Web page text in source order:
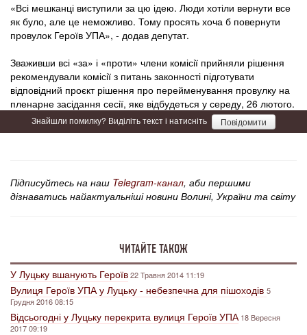
«Всі мешканці виступили за цю ідею. Люди хотіли вернути все
як було, але це неможливо. Тому просять хоча б повернути
провулок Героїв УПА», - додав депутат.
Зваживши всі «за» і «проти» члени комісії прийняли рішення
рекомендували комісії з питань законності підготувати
відповідний проєкт рішення про перейменування провулку на
пленарне засідання сесії, яке відбудеться у середу, 26 лютого.
Знайшли помилку? Виділіть текст і натисніть Повідомити
Підписуйтесь на наш Telegram-канал, аби першими
дізнаватись найактуальніші новини Волині, України та світу
ЧИТАЙТЕ ТАКОЖ
У Луцьку вшанують Героїв22 Травня 2014 11:19
Вулиця Героїв УПА у Луцьку - небезпечна для пішоходів 5
Грудня 2016 08:15
Відсьогодні у Луцьку перекрита вулиця Героїв УПА 18 Вересня
2017 09:19